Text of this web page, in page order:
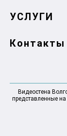
УСЛУГИ
Контакты
Видеостена
представленные